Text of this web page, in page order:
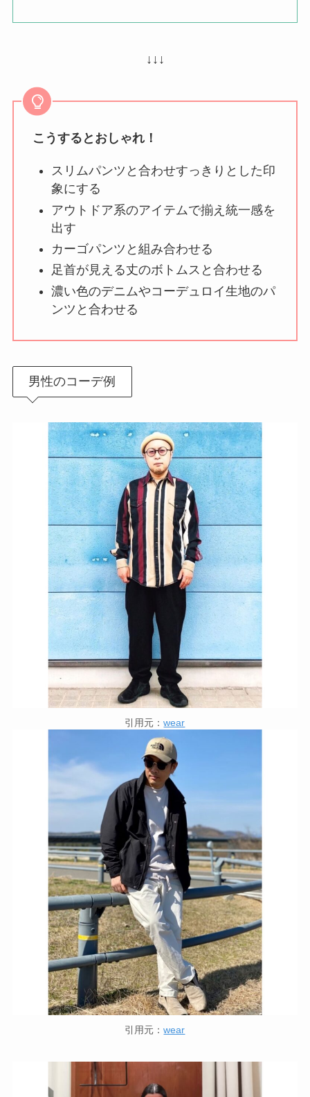
↓↓↓
こうするとおしゃれ！
スリムパンツと合わせすっきりとした印
象にする
アウトドア系のアイテムで揃え統一感を
出す
カーゴパンツと組み合わせる
足首が見える丈のボトムスと合わせる
濃い色のデニムやコーデュロイ生地のパ
ンツと合わせる
男性のコーデ例
引用元：wear
引用元：wear